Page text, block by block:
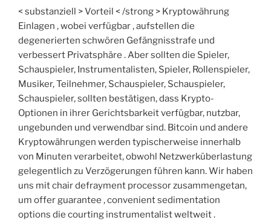
< substanziell > Vorteil < /strong > Kryptowährung
Einlagen , wobei verfügbar , aufstellen die
degenerierten schwören Gefängnisstrafe und
verbessert Privatsphäre . Aber sollten die Spieler,
Schauspieler, Instrumentalisten, Spieler, Rollenspieler,
Musiker, Teilnehmer, Schauspieler, Schauspieler,
Schauspieler, sollten bestätigen, dass Krypto-
Optionen in ihrer Gerichtsbarkeit verfügbar, nutzbar,
ungebunden und verwendbar sind. Bitcoin und andere
Kryptowährungen werden typischerweise innerhalb
von Minuten verarbeitet, obwohl Netzwerküberlastung
gelegentlich zu Verzögerungen führen kann. Wir haben
uns mit chair defrayment processor zusammengetan,
um offer guarantee , convenient sedimentation
options die courting instrumentalist weltweit .